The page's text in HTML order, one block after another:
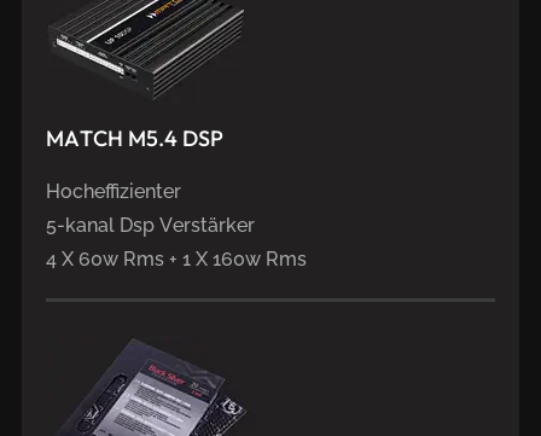
MATCH M5.4 DSP
Hocheffizienter
5-kanal Dsp Verstärker
4 X 60w Rms + 1 X 160w Rms